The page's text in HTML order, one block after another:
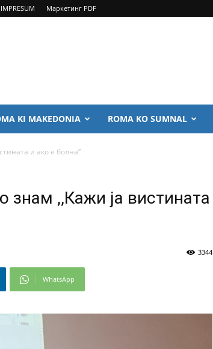
IMPRESUM Маркетинг PDF
KI MAKEDONIA ROMA KO SUMNAL
и ако е болна”
знам ,,Кажи ја вистината
3344
WhatsApp